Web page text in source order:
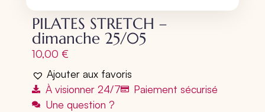
PILATES STRETCH –
dimanche 25/05
10,00 €
Ajouter aux favoris
À visionner 24/7
Paiement sécurisé
Une question ?